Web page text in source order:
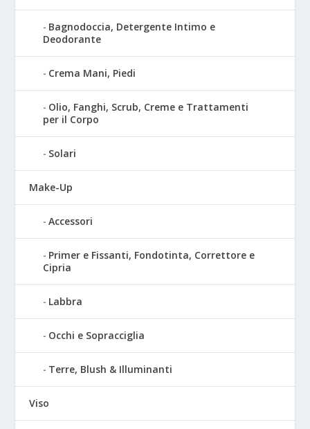
Bagnodoccia, Detergente Intimo e
Deodorante
Crema Mani, Piedi
Olio, Fanghi, Scrub, Creme e Trattamenti
per il Corpo
Solari
Make-Up
Accessori
Primer e Fissanti, Fondotinta, Correttore e
Cipria
Labbra
Occhi e Sopracciglia
Terre, Blush & Illuminanti
Viso